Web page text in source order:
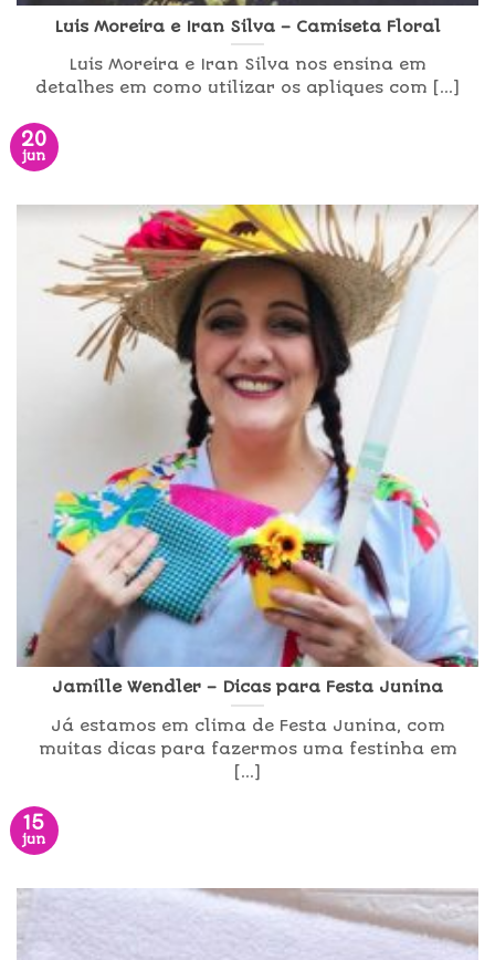
Luis Moreira e Iran Silva – Camiseta Floral
Luis Moreira e Iran Silva nos ensina em
detalhes em como utilizar os apliques com [...]
20
jun
Jamille Wendler – Dicas para Festa Junina
Já estamos em clima de Festa Junina, com
muitas dicas para fazermos uma festinha em
[...]
15
jun